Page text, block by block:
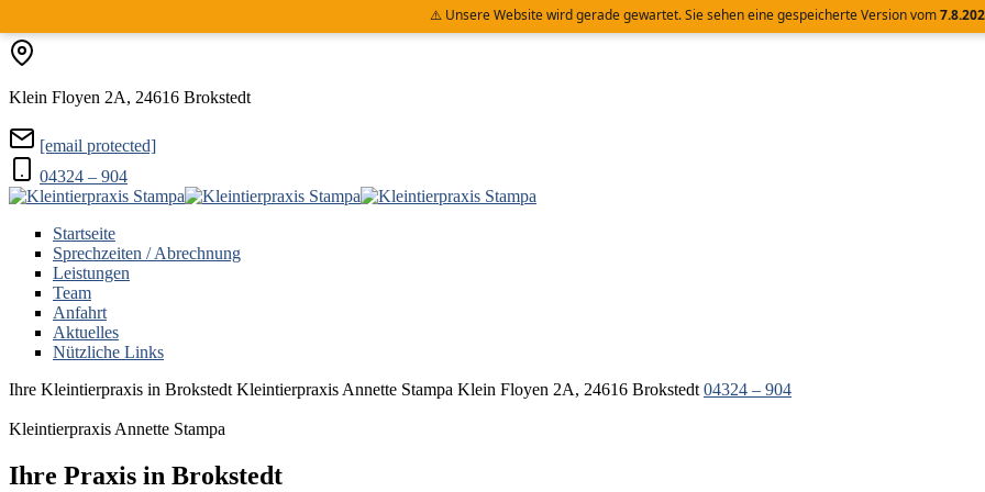
⚠️ Unsere Website wird gerade gewartet. Sie sehen eine gespeicherte Version vom
Klein Floyen 2A, 24616 Brokstedt
[email protected]
04324 – 904
Startseite
Sprechzeiten / Abrechnung
Leistungen
Team
Anfahrt
Aktuelles
Nützliche Links
Ihre Kleintierpraxis in Brokstedt Kleintierpraxis Annette Stampa Klein Floyen 2A, 24616 Brokstedt 04324 – 904
Kleintierpraxis Annette Stampa
Ihre Praxis in Brokstedt